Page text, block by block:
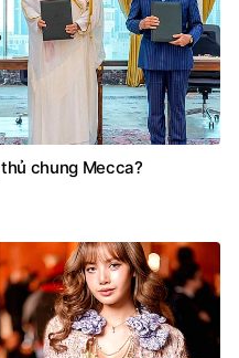
chung Mecca?